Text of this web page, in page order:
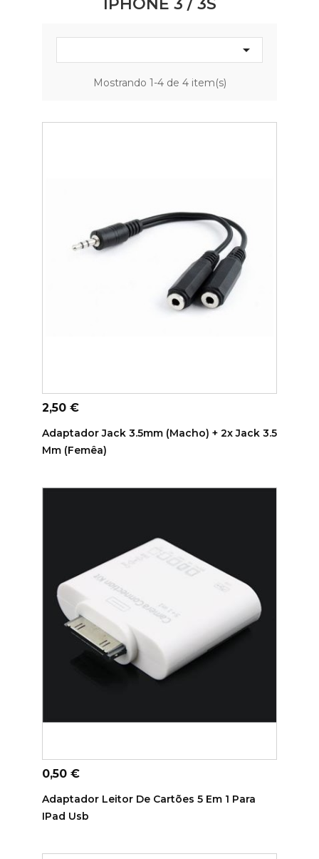

Mostrando 1-4 de 4 item(s)
ADICIONAR AO CARRINHO
Preço
2,50 €
Adaptador Jack 3.5mm (macho) + 2x Jack 3.5
Mm (femêa)
ADICIONAR AO CARRINHO
Preço
0,50 €
Adaptador Leitor De Cartões 5 Em 1 Para
IPad Usb